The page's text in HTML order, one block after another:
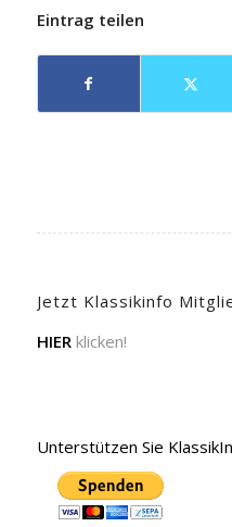
Eintrag teilen
Jetzt Klassikinfo
HIER klicken!
Unterstützen Sie